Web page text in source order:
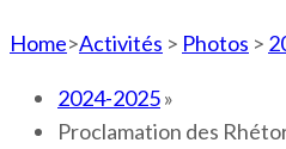
Home>Activités > Photos >
2024-2025»
Proclamation des